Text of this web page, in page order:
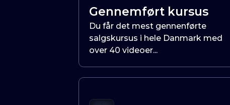
Gennemført kursus
Du får det mest gennenførte
salgskursus i hele Danmark med
over 40 videoer...